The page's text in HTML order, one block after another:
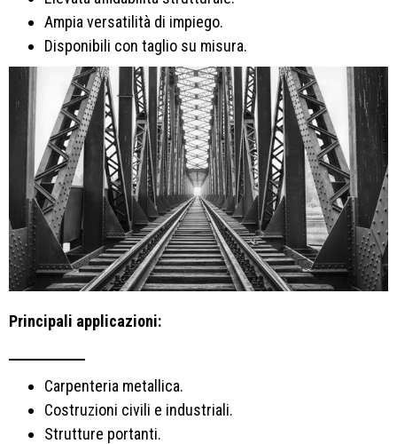
Ampia versatilità di impiego.
Disponibili con taglio su misura.
Principali applicazioni:
Carpenteria metallica.
Costruzioni civili e industriali.
Strutture portanti.